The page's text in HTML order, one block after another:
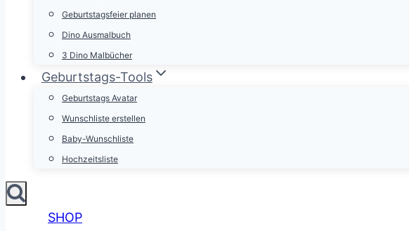
Geburtstagsfeier planen
Dino Ausmalbuch
3 Dino Malbücher
Geburtstags-Tools
Geburtstags Avatar
Wunschliste erstellen
Baby-Wunschliste
Hochzeitsliste
SHOP